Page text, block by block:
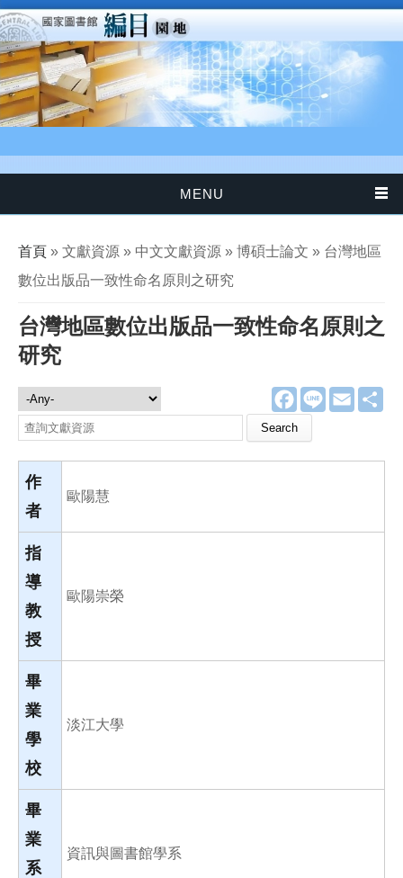
移至主內容
MENU
您在這裡
首頁 » 文獻資源 » 中文文獻資源 » 博碩士論文 » 台灣地區
數位出版品一致性命名原則之研究
台灣地區數位出版品一致性命名原則之
研究
F
a
e
o
L
E
m
文獻資源
Search this site
作
者
歐陽慧
指
導
教
授
歐陽崇榮
畢
業
學
校
淡江大學
畢
業
系
資訊與圖書館學系